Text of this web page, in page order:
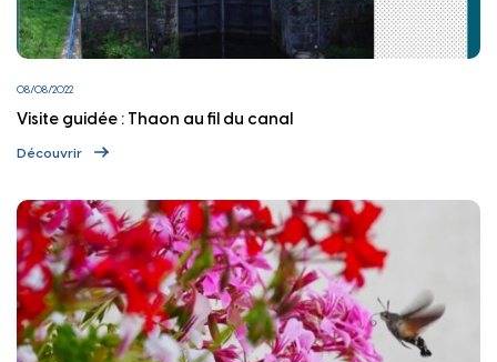
08/08/2022
Visite guidée : Thaon au fil du canal
Découvrir